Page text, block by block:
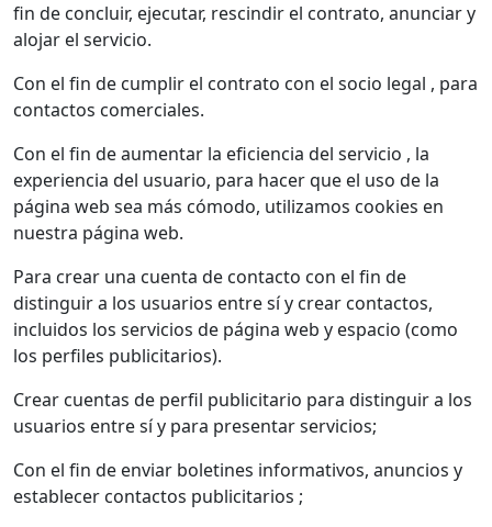
fin de concluir, ejecutar, rescindir el contrato, anunciar y
alojar el servicio.
Con el fin de cumplir el contrato con el socio legal , para
contactos comerciales.
Con el fin de aumentar la eficiencia del servicio , la
experiencia del usuario, para hacer que el uso de la
página web sea más cómodo, utilizamos cookies en
nuestra página web.
Para crear una cuenta de contacto con el fin de
distinguir a los usuarios entre sí y crear contactos,
incluidos los servicios de página web y espacio (como
los perfiles publicitarios).
Crear cuentas de perfil publicitario para distinguir a los
usuarios entre sí y para presentar servicios;
Con el fin de enviar boletines informativos, anuncios y
establecer contactos publicitarios ;